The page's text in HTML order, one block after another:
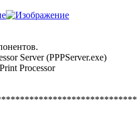
Server (PPPServer.exe)
Processor